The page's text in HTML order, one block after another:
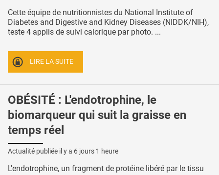
Cette équipe de nutritionnistes du National Institute of
Diabetes and Digestive and Kidney Diseases (NIDDK/NIH),
teste 4 applis de suivi calorique par photo. ...
LIRE LA SUITE
OBÉSITÉ : L'endotrophine, le
biomarqueur qui suit la graisse en
temps réel
Actualité publiée il y a 6 jours 1 heure
L'endotrophine, un fragment de protéine libéré par le tissu